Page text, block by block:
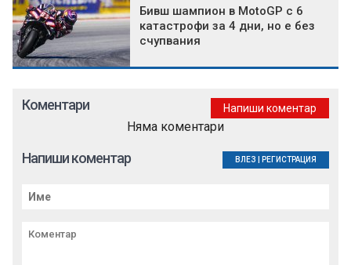
Бивш шампион в MotoGP с 6
катастрофи за 4 дни, но е без
счупвания
Коментари Напиши коментар
Няма коментари
Напиши коментар ВЛЕЗ РЕГИСТРАЦИЯ